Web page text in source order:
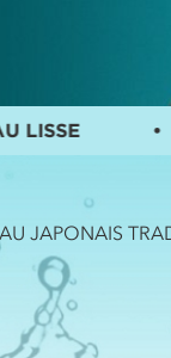
•
JAPONAIS